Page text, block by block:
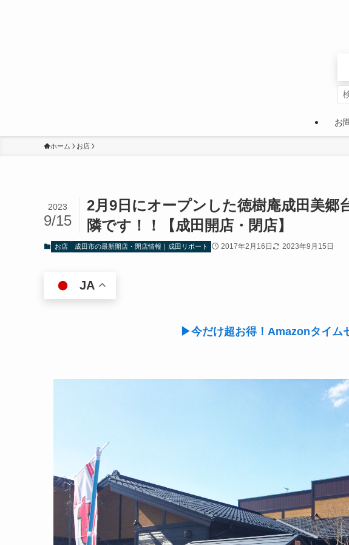
お
ホーム お店
2月9日にオープンした徳樹庵成田美郷
隣です！！【成田開店・閉店】
2023
9/15
お店 成田市の最新開店・閉店情報｜成田リポート 2017年2月16日 2023年9月15日
JA
▶今だけ超お得！Amazonタイム